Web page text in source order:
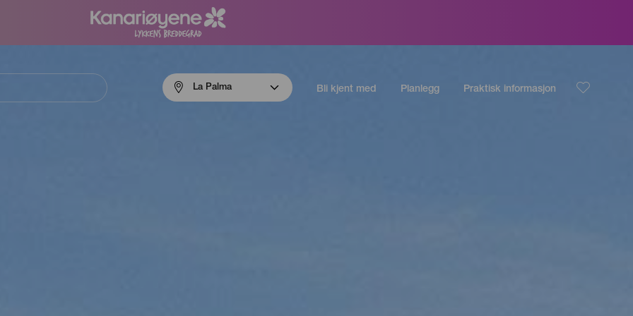
navigation
La Palma Bli kjent med Planlegg Praktisk informasjon